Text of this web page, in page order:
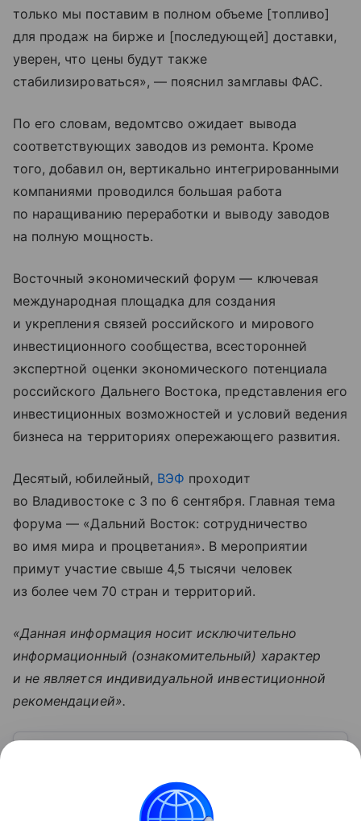
только мы поставим в полном объеме [топливо]
для продаж на бирже и [последующей] доставки,
уверен, что цены будут также
стабилизироваться», — пояснил замглавы ФАС.
По его словам, ведомтсво ожидает вывода
соответствующих заводов из ремонта. Кроме
того, добавил он, вертикально интегрированными
компаниями проводился большая работа
по наращиванию переработки и выводу заводов
на полную мощность.
Восточный экономический форум — ключевая
международная площадка для создания
и укрепления связей российского и мирового
инвестиционного сообщества, всесторонней
экспертной оценки экономического потенциала
российского Дальнего Востока, представления его
инвестиционных возможностей и условий ведения
бизнеса на территориях опережающего развития.
Десятый, юбилейный, ВЭФ проходит
во Владивостоке с 3 по 6 сентября. Главная тема
форума — «Дальний Восток: сотрудничество
во имя мира и процветания». В мероприятии
примут участие свыше 4,5 тысячи человек
из более чем 70 стран и территорий.
«Данная информация носит исключительно
информационный (ознакомительный) характер
и не является индивидуальной инвестиционной
рекомендацией».
Перед выпуском новой продукции важно